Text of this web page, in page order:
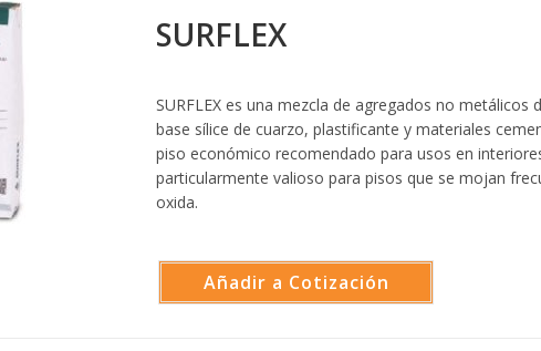
SURFLEX
SURFLEX es una mezcla de agregados no metálicos
base sílice de cuarzo, plastificante y materiales
piso económico recomendado para usos en
particularmente valioso para pisos que se mojan
oxida.
Añadir a Cotización